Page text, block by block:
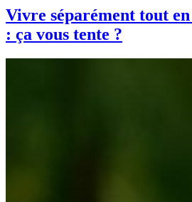
Vivre séparément tout
: ça vous tente ?